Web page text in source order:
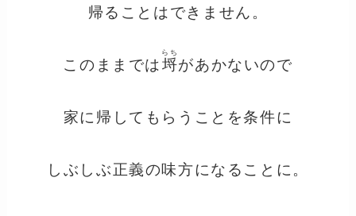
帰ることはできません。
このままでは埒
らち
があかないので
家に帰してもらうことを条件に
しぶしぶ正義の味方になることに。